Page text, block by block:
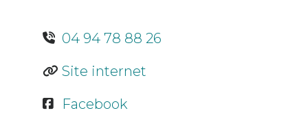
04 94 78 88 26
Site internet
Facebook